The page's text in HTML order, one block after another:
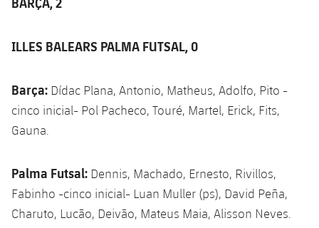
ILLES BALEARS PALMA FUTSAL, 0
Barça: Dídac Plana, Antonio, Matheus, Adolfo, Pito -
cinco inicial- Pol Pacheco, Touré, Martel, Erick, Fits,
Gauna.
Palma Futsal: Dennis, Machado, Ernesto, Rivillos,
Fabinho -cinco inicial- Luan Muller (ps), David Peña,
Charuto, Lucão, Deivão, Mateus Maia, Alisson Neves.